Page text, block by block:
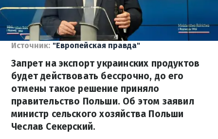
Источник: "Европейская правда"
Запрет на экспорт украинских продуктов
будет действовать бессрочно, до его
отмены такое решение приняло
правительство Польши. Об этом заявил
министр сельского хозяйства Польши
Чеслав Секерский.